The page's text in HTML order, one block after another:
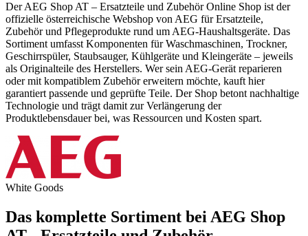
Der AEG Shop AT – Ersatzteile und Zubehör Online Shop ist der
offizielle österreichische Webshop von AEG für Ersatzteile,
Zubehör und Pflegeprodukte rund um AEG-Haushaltsgeräte. Das
Sortiment umfasst Komponenten für Waschmaschinen, Trockner,
Geschirrspüler, Staubsauger, Kühlgeräte und Kleingeräte – jeweils
als Originalteile des Herstellers. Wer sein AEG-Gerät reparieren
oder mit kompatiblem Zubehör erweitern möchte, kauft hier
garantiert passende und geprüfte Teile. Der Shop betont nachhaltige
Technologie und trägt damit zur Verlängerung der
Produktlebensdauer bei, was Ressourcen und Kosten spart.
White Goods
Das komplette Sortiment bei AEG Shop